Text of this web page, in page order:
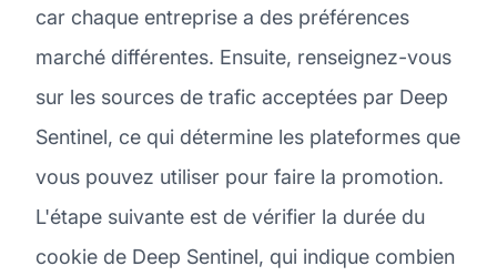
car chaque entreprise a des préférences
marché différentes. Ensuite, renseignez-vous
sur les sources de trafic acceptées par Deep
Sentinel, ce qui détermine les plateformes que
vous pouvez utiliser pour faire la promotion.
L'étape suivante est de vérifier la durée du
cookie de Deep Sentinel, qui indique combien